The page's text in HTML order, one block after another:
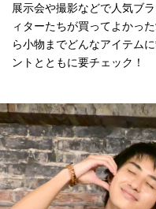
展示会や撮影などで人気ブ
ィターたちが買ってよかっ
ら小物までどんなアイテム
ントとともに要チェック！